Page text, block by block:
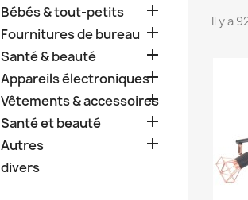
Bébés & tout-petits 
Fournitures de bureau 
Santé & beauté 
Appareils électroniques
Vêtements & accessoires

Santé et beauté 
Autres 
divers
Il y a